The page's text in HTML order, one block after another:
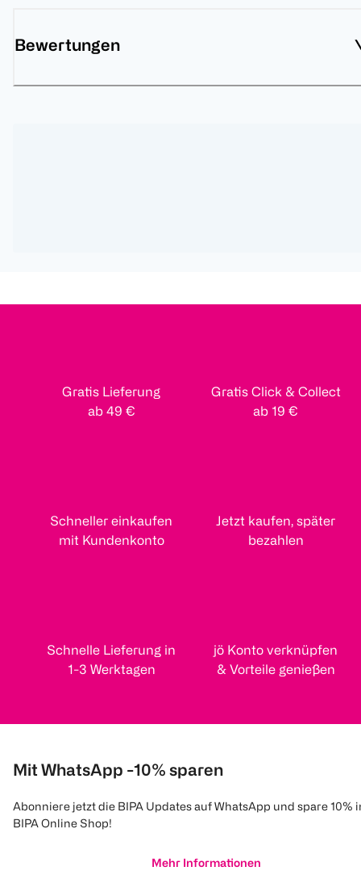
Bewertungen
Gratis Lieferung
ab 49 €
Gratis Click & Collect
ab 19 €
Schneller einkaufen
mit Kundenkonto
Jetzt kaufen, später
bezahlen
Schnelle Lieferung in
1-3 Werktagen
jö Konto verknüpfen
& Vorteile genießen
Mit WhatsApp -10% sparen
Abonniere jetzt die BIPA Updates auf WhatsApp und spare 10%
BIPA Online Shop!
Mehr Informationen